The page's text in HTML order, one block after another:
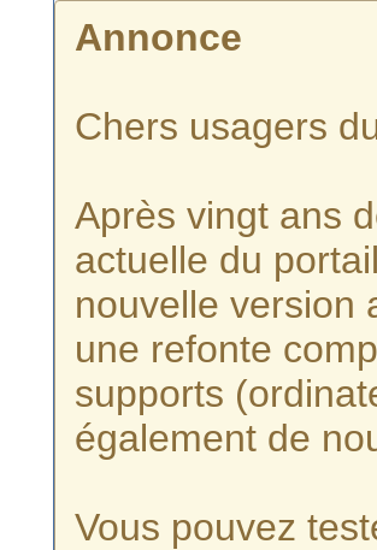
Annonce
Chers usagers
Après vingt ans
actuelle du
nouvelle version
une refonte
supports
également de
Vous pouvez